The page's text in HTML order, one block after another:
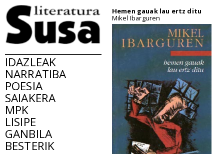
IDAZLEAK
NARRATIBA
POESIA
SAIAKERA
MPK
LISIPE
GANBILA
BESTERIK
Hemen gauak lau ertz ditu
Mikel Ibarguren